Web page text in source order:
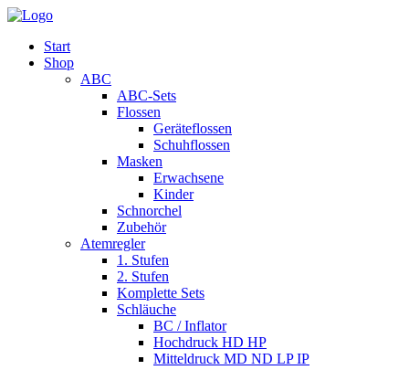
Start
Shop
ABC
ABC-Sets
Flossen
Geräteflossen
Schuhflossen
Masken
Erwachsene
Kinder
Schnorchel
Zubehör
Atemregler
1. Stufen
2. Stufen
Komplette Sets
Schläuche
BC / Inflator
Hochdruck HD HP
Mitteldruck MD ND LP IP